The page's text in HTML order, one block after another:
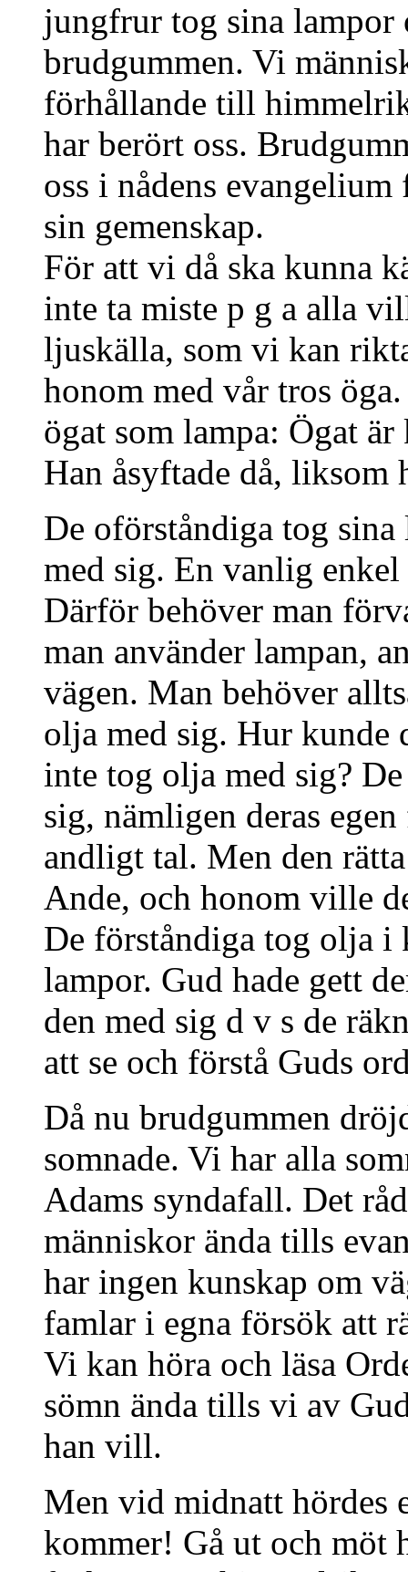
jungfrur tog sina
brudgummen. Vi
förhållande till
har berört oss.
oss i nådens
sin gemenskap.
För att vi då ska kunna
inte ta miste p g a alla
ljuskälla, som vi kan
honom med vår tros
ögat som lampa: Ögat
Han åsyftade då, liksom
De oförståndiga tog
med sig. En vanlig
Därför behöver man
man använder lampan,
vägen. Man behöver
olja med sig. Hur kunde
inte tog olja med sig?
sig, nämligen deras
andligt tal. Men den
Ande, och honom ville
De förståndiga tog olja i
lampor. Gud hade gett
den med sig d v s de
att se och förstå Guds
Då nu brudgummen
somnade. Vi har alla
Adams syndafall. Det
människor ända tills
har ingen kunskap om
famlar i egna försök att
Vi kan höra och läsa
sömn ända tills vi av
han vill.
Men vid midnatt hördes
kommer! Gå ut och möt